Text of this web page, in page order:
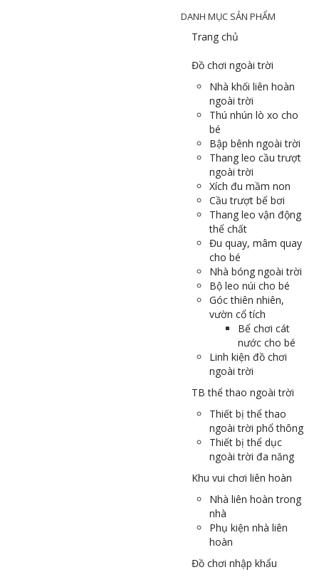
DANH MỤC SẢN PHẨM
Trang chủ
Đồ chơi ngoài trời
Nhà khối liên hoàn
ngoài trời
Thú nhún lò xo cho
bé
Bập bênh ngoài trời
Thang leo cầu trượt
ngoài trời
Xích đu mầm non
Cầu trượt bể bơi
Thang leo vận động
thể chất
Đu quay, mâm quay
cho bé
Nhà bóng ngoài trời
Bộ leo núi cho bé
Góc thiên nhiên,
vườn cổ tích
Bể chơi cát
nước cho bé
Linh kiện đồ chơi
ngoài trời
TB thể thao ngoài trời
Thiết bị thể thao
ngoài trời phổ thông
Thiết bị thể dục
ngoài trời đa năng
Khu vui chơi liên hoàn
Nhà liên hoàn trong
nhà
Phụ kiện nhà liên
hoàn
Đồ chơi nhập khẩu